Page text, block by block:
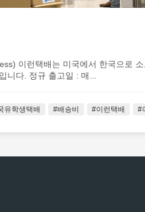
안내 #통관문제 #한국택배추천 #
이런택배는 미국에서 한국으로 소
니다. 정규 출고일 : 매...
유학생택배 #배송비 #이런택배 #